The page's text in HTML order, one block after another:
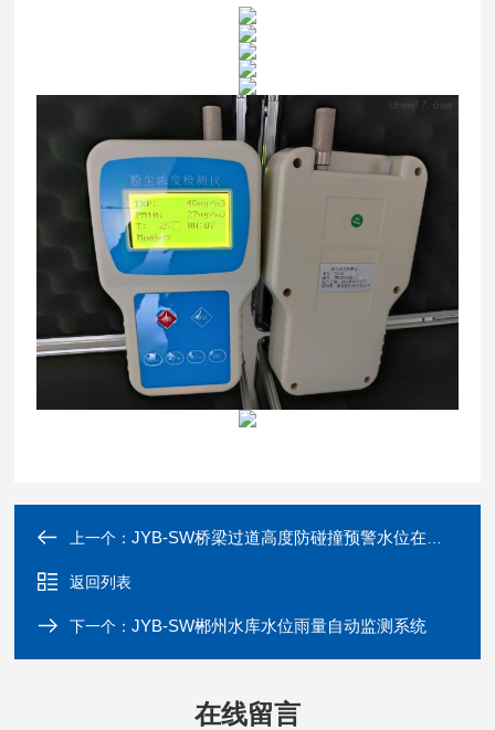
上一个：JYB-SW桥梁过道高度防碰撞预警水位在线监测系统
返回列表
下一个：JYB-SW郴州水库水位雨量自动监测系统
在线留言